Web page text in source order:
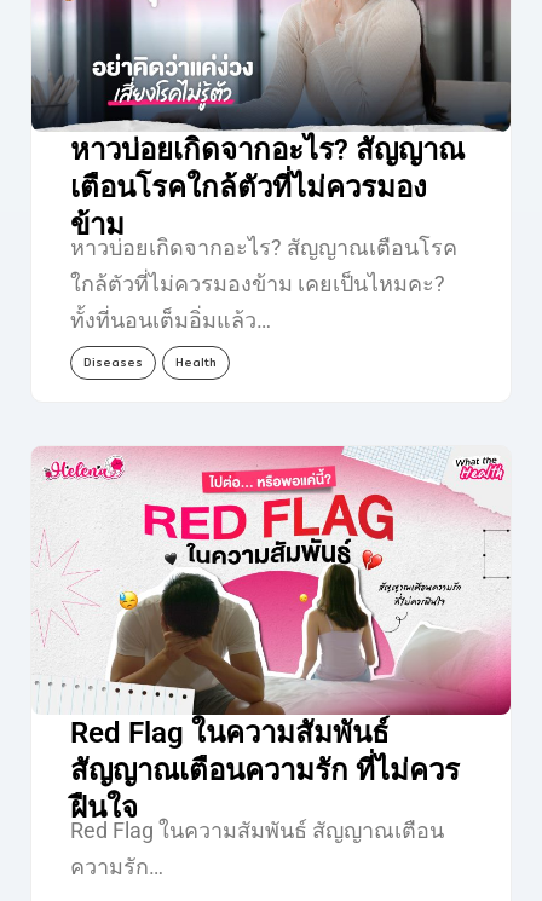
หาวบ่อยเกิดจากอะไร? สัญญาณ
เตือนโรคใกล้ตัวที่ไม่ควรมอง
ข้าม
หาวบ่อยเกิดจากอะไร? สัญญาณเตือนโรค
ใกล้ตัวที่ไม่ควรมองข้าม เคยเป็นไหมคะ?
ทั้งที่นอนเต็มอิ่มแล้ว…
Diseases Health
Red Flag ในความสัมพันธ์
สัญญาณเตือนความรัก ที่ไม่ควร
ฝืนใจ
Red Flag ในความสัมพันธ์ สัญญาณเตือน
ความรัก…